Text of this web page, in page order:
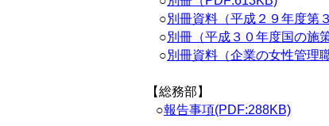
○別冊資料（平成２９年度第
○別冊（平成３０年度国の施
○別冊資料（企業の女性管理
【総務部】
○報告事項(PDF:288KB)